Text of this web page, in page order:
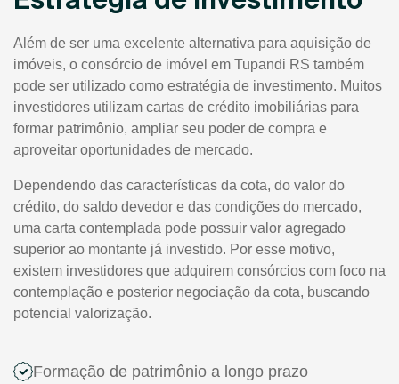
Além de ser uma excelente alternativa para aquisição de
imóveis, o consórcio de imóvel em Tupandi RS também
pode ser utilizado como estratégia de investimento. Muitos
investidores utilizam cartas de crédito imobiliárias para
formar patrimônio, ampliar seu poder de compra e
aproveitar oportunidades de mercado.
Dependendo das características da cota, do valor do
crédito, do saldo devedor e das condições do mercado,
uma carta contemplada pode possuir valor agregado
superior ao montante já investido. Por esse motivo,
existem investidores que adquirem consórcios com foco na
contemplação e posterior negociação da cota, buscando
potencial valorização.
Formação de patrimônio a longo prazo